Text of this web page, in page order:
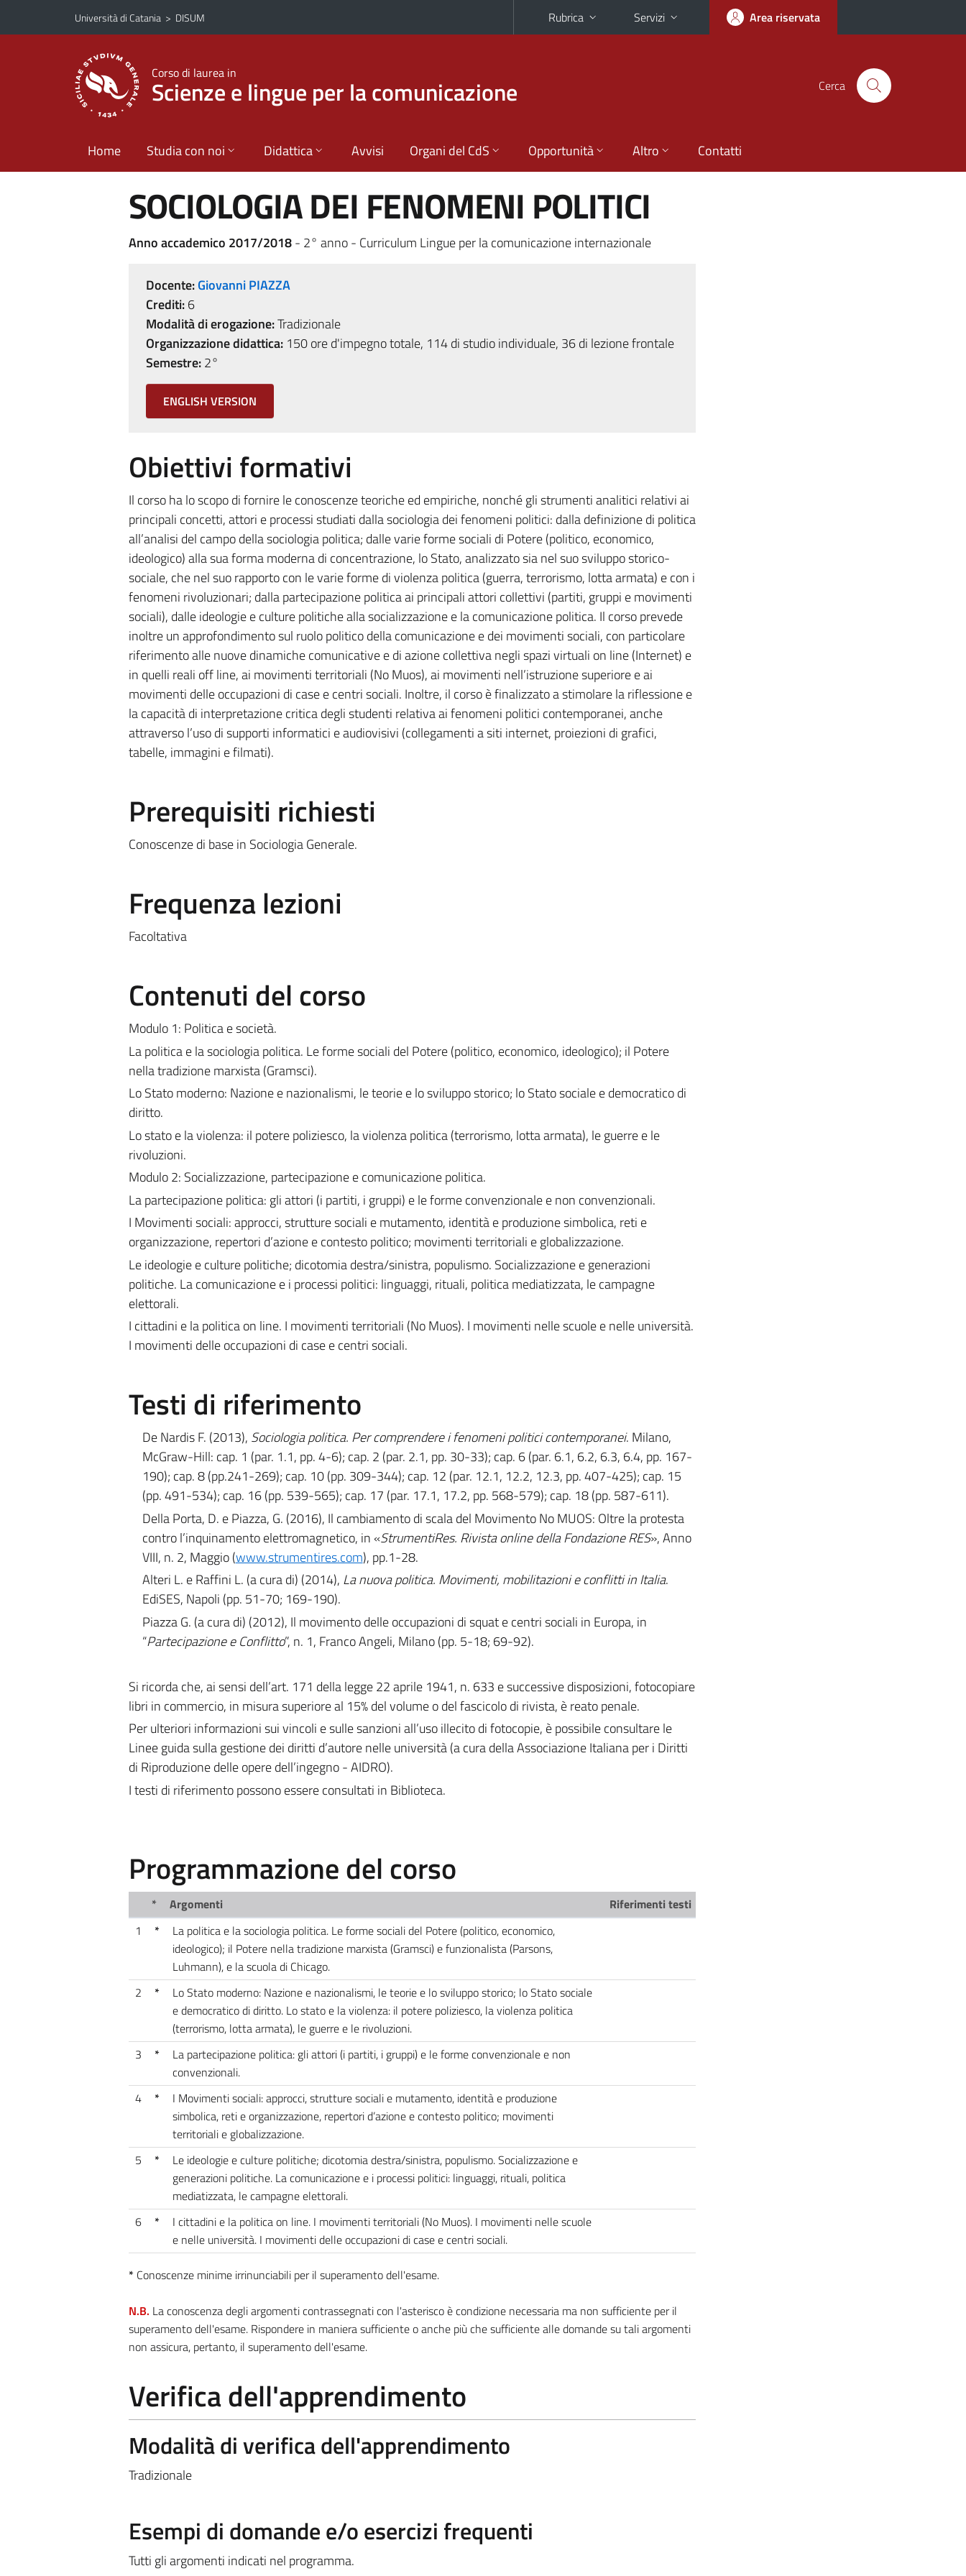
Vai al contenuto principale
Vai al menu di navigazione
Università di Catania > DISUM Rubrica Servizi Area riservata
Corso di laurea in
Scienze e lingue per la comunicazione Cerca
Home Studia con noi Didattica Avvisi Organi del CdS Opportunità Altro Contatti
SOCIOLOGIA DEI FENOMENI POLITICI
Anno accademico 2017/2018- 2° anno - Curriculum Lingue per la comunicazione internazionale
Docente:Giovanni PIAZZA
Crediti:6
Modalità di erogazione:Tradizionale
Organizzazione didattica:150 ore d'impegno totale, 114 di studio individuale, 36 di lezione frontale
Semestre:2°
ENGLISH VERSION
Obiettivi formativi
Il corso ha lo scopo di fornire le conoscenze teoriche ed empiriche, nonché gli strumenti analitici relativi ai
principali concetti, attori e processi studiati dalla sociologia dei fenomeni politici: dalla definizione di politica
all’analisi del campo della sociologia politica; dalle varie forme sociali di Potere (politico, economico,
ideologico) alla sua forma moderna di concentrazione, lo Stato, analizzato sia nel suo sviluppo storico-
sociale, che nel suo rapporto con le varie forme di violenza politica (guerra, terrorismo, lotta armata) e con i
fenomeni rivoluzionari; dalla partecipazione politica ai principali attori collettivi (partiti, gruppi e movimenti
sociali), dalle ideologie e culture politiche alla socializzazione e la comunicazione politica. Il corso prevede
inoltre un approfondimento sul ruolo politico della comunicazione e dei movimenti sociali, con particolare
riferimento alle nuove dinamiche comunicative e di azione collettiva negli spazi virtuali on line (Internet) e
in quelli reali off line, ai movimenti territoriali (No Muos), ai movimenti nell’istruzione superiore e ai
movimenti delle occupazioni di case e centri sociali. Inoltre, il corso è finalizzato a stimolare la riflessione e
la capacità di interpretazione critica degli studenti relativa ai fenomeni politici contemporanei, anche
attraverso l’uso di supporti informatici e audiovisivi (collegamenti a siti internet, proiezioni di grafici,
tabelle, immagini e filmati).
Prerequisiti richiesti
Conoscenze di base in Sociologia Generale.
Frequenza lezioni
Facoltativa
Contenuti del corso
Modulo 1: Politica e società.
La politica e la sociologia politica. Le forme sociali del Potere (politico, economico, ideologico); il Potere
nella tradizione marxista (Gramsci).
Lo Stato moderno: Nazione e nazionalismi, le teorie e lo sviluppo storico; lo Stato sociale e democratico di
diritto.
Lo stato e la violenza: il potere poliziesco, la violenza politica (terrorismo, lotta armata), le guerre e le
rivoluzioni.
Modulo 2: Socializzazione, partecipazione e comunicazione politica.
La partecipazione politica: gli attori (i partiti, i gruppi) e le forme convenzionale e non convenzionali.
I Movimenti sociali: approcci, strutture sociali e mutamento, identità e produzione simbolica, reti e
organizzazione, repertori d’azione e contesto politico; movimenti territoriali e globalizzazione.
Le ideologie e culture politiche; dicotomia destra/sinistra, populismo. Socializzazione e generazioni
politiche. La comunicazione e i processi politici: linguaggi, rituali, politica mediatizzata, le campagne
elettorali.
I cittadini e la politica on line. I movimenti territoriali (No Muos). I movimenti nelle scuole e nelle università.
I movimenti delle occupazioni di case e centri sociali.
Testi di riferimento
De Nardis F. (2013), Sociologia politica. Per comprendere i fenomeni politici contemporanei. Milano,
McGraw-Hill: cap. 1 (par. 1.1, pp. 4-6); cap. 2 (par. 2.1, pp. 30-33); cap. 6 (par. 6.1, 6.2, 6.3, 6.4, pp. 167-
190); cap. 8 (pp.241-269); cap. 10 (pp. 309-344); cap. 12 (par. 12.1, 12.2, 12.3, pp. 407-425); cap. 15
(pp. 491-534); cap. 16 (pp. 539-565); cap. 17 (par. 17.1, 17.2, pp. 568-579); cap. 18 (pp. 587-611).
Della Porta, D. e Piazza, G. (2016), Il cambiamento di scala del Movimento No MUOS: Oltre la protesta
contro l’inquinamento elettromagnetico, in «StrumentiRes. Rivista online della Fondazione RES», Anno
VIII, n. 2, Maggio (www.strumentires.com), pp.1-28.
Alteri L. e Raffini L. (a cura di) (2014), La nuova politica. Movimenti, mobilitazioni e conflitti in Italia.
EdiSES, Napoli (pp. 51-70; 169-190).
Piazza G. (a cura di) (2012), Il movimento delle occupazioni di squat e centri sociali in Europa, in
“Partecipazione e Conflitto”, n. 1, Franco Angeli, Milano (pp. 5-18; 69-92).
Si ricorda che, ai sensi dell’art. 171 della legge 22 aprile 1941, n. 633 e successive disposizioni, fotocopiare
libri in commercio, in misura superiore al 15% del volume o del fascicolo di rivista, è reato penale.
Per ulteriori informazioni sui vincoli e sulle sanzioni all’uso illecito di fotocopie, è possibile consultare le
Linee guida sulla gestione dei diritti d’autore nelle università (a cura della Associazione Italiana per i Diritti
di Riproduzione delle opere dell’ingegno - AIDRO).
I testi di riferimento possono essere consultati in Biblioteca.
Programmazione del corso
* Argomenti
Riferimenti testi
1
*
La politica e la sociologia politica. Le forme sociali del Potere (politico, economico,
ideologico); il Potere nella tradizione marxista (Gramsci) e funzionalista (Parsons,
Luhmann), e la scuola di Chicago.
2
*
Lo Stato moderno: Nazione e nazionalismi, le teorie e lo sviluppo storico; lo Stato sociale
e democratico di diritto. Lo stato e la violenza: il potere poliziesco, la violenza politica
(terrorismo, lotta armata), le guerre e le rivoluzioni.
3
*
La partecipazione politica: gli attori (i partiti, i gruppi) e le forme convenzionale e non
convenzionali.
4
*
I Movimenti sociali: approcci, strutture sociali e mutamento, identità e produzione
simbolica, reti e organizzazione, repertori d’azione e contesto politico; movimenti
territoriali e globalizzazione.
5
*
Le ideologie e culture politiche; dicotomia destra/sinistra, populismo. Socializzazione e
generazioni politiche. La comunicazione e i processi politici: linguaggi, rituali, politica
mediatizzata, le campagne elettorali.
6
*
I cittadini e la politica on line. I movimenti territoriali (No Muos). I movimenti nelle scuole
e nelle università. I movimenti delle occupazioni di case e centri sociali.
*Conoscenze minime irrinunciabili per il superamento dell'esame.
N.B. La conoscenza degli argomenti contrassegnati con l'asterisco è condizione necessaria ma non sufficiente per il
superamento dell'esame. Rispondere in maniera sufficiente o anche più che sufficiente alle domande su tali argomenti
non assicura, pertanto, il superamento dell'esame.
Verifica dell'apprendimento
Modalità di verifica dell'apprendimento
Tradizionale
Esempi di domande e/o esercizi frequenti
Tutti gli argomenti indicati nel programma.